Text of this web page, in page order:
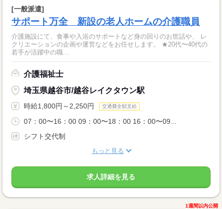
[一般派遣]
サポート万全 新設の老人ホームの介護職員
介護施設にて、食事や入浴のサポートなど身の回りのお世話や、 レ
クリエーションの企画や運営などをお任せします。 ★20代〜40代の
若手が活躍中の職...
介護福祉士
埼玉県越谷市/越谷レイクタウン駅
時給1,800円～2,250円 交通費全額支給
07：00〜16：00 09：00〜18：00 16：00〜09...
シフト交代制
もっと見る
求人詳細を見る
1週間以内公開